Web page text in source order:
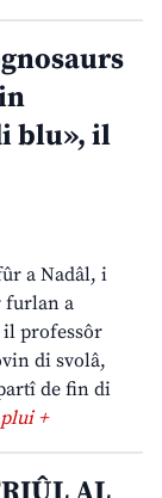
blu», il
a Nadâl, i
furlan a
il professôr
di svolâ,
de fin di
+